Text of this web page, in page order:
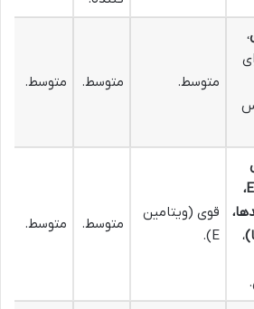
،
متوسط. متوسط. متوسط.
(ویتامین E،
،
قوی (ویتامین
E).
متوسط. متوسط.